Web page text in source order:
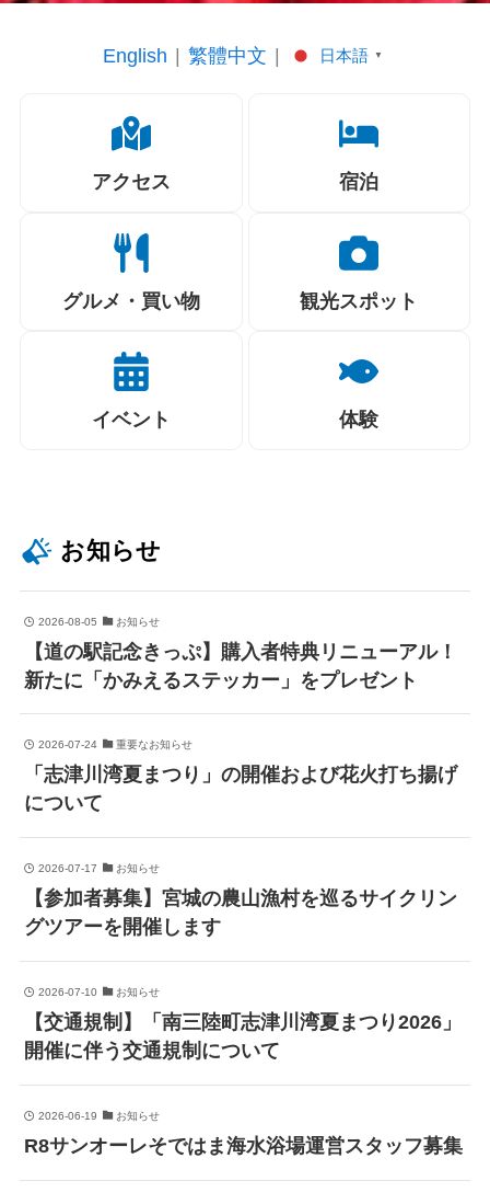
English 繁體中文 日本語 ▼
アクセス 宿泊
グルメ・買い物 観光スポット
イベント 体験
お知らせ
2026-08-05 お知らせ
【道の駅記念きっぷ】購入者特典リニューアル！
新たに「かみえるステッカー」をプレゼント
2026-07-24 重要なお知らせ
「志津川湾夏まつり」の開催および花火打ち揚げ
について
2026-07-17 お知らせ
【参加者募集】宮城の農山漁村を巡るサイクリン
グツアーを開催します
2026-07-10 お知らせ
【交通規制】「南三陸町志津川湾夏まつり2026」
開催に伴う交通規制について
2026-06-19 お知らせ
R8サンオーレそではま海水浴場運営スタッフ募集